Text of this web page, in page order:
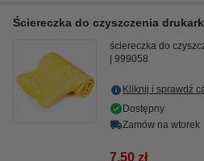
Ściereczka do czyszczenia
ściereczka do
999058
Kliknij i sprawdź
Dostępny
Zamów na wtorek
7,50 zł